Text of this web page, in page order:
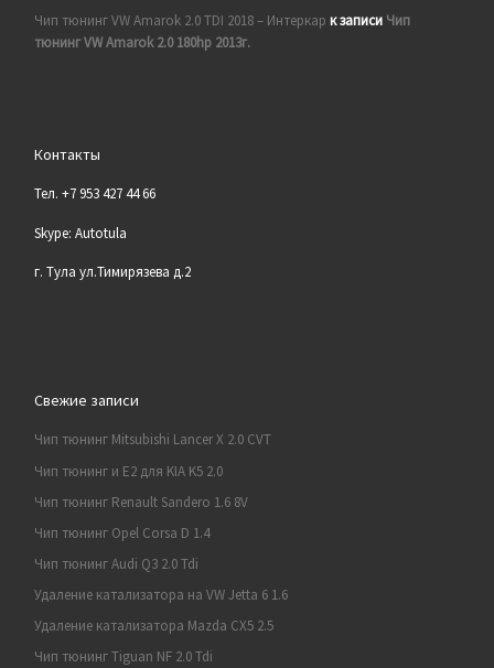
Чип тюнинг VW Amarok 2.0 TDI 2018 – Интеркар к записи Чип
тюнинг VW Amarok 2.0 180hp 2013г.
Контакты
Тел. +7 953 427 44 66
Skype: Autotula
г. Тула ул.Тимирязева д.2
Свежие записи
Чип тюнинг Mitsubishi Lancer X 2.0 CVT
Чип тюнинг и E2 для KIA K5 2.0
Чип тюнинг Renault Sandero 1.6 8V
Чип тюнинг Opel Corsa D 1.4
Чип тюнинг Audi Q3 2.0 Tdi
Удаление катализатора на VW Jetta 6 1.6
Удаление катализатора Mazda CX5 2.5
Чип тюнинг Tiguan NF 2.0 Tdi